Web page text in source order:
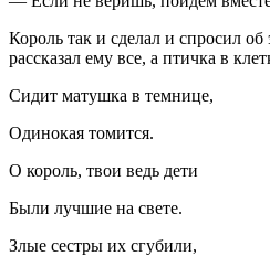
Король так и сделал и спросил
рассказал ему все, а птичка в
Сидит матушка в темнице,
Одинокая томится.
О король, твои ведь дети
Были лучшие на свете.
Злые сестры их сгубили,